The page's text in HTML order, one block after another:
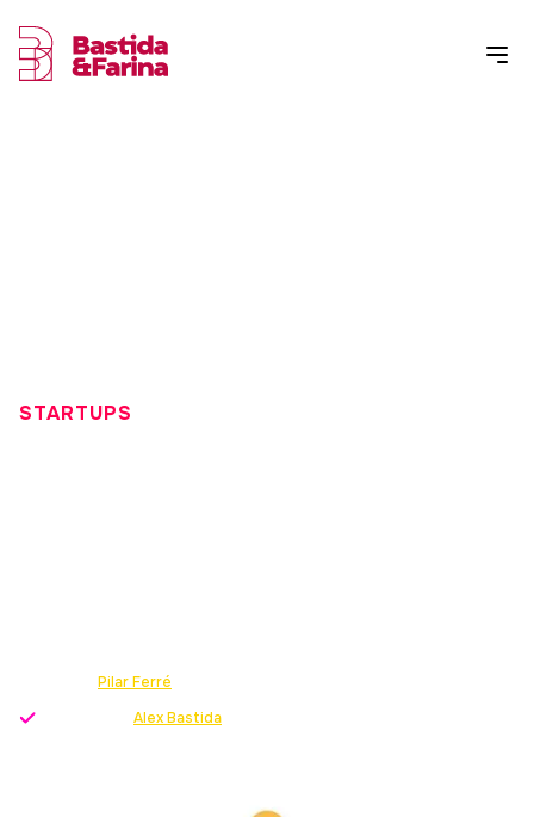
STARTUPS
Pilar Ferré
Alex Bastida